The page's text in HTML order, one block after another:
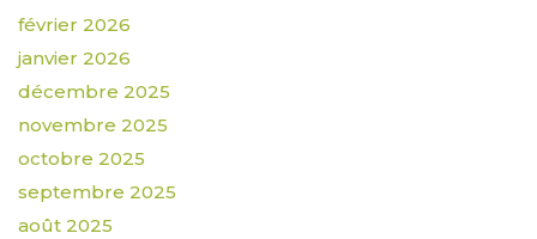
février 2026
janvier 2026
décembre 2025
novembre 2025
octobre 2025
septembre 2025
août 2025